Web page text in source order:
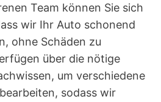
Team können Sie sich
wir Ihr Auto schonend
ohne Schäden zu
über die nötige
um verschiedene
sodass wir